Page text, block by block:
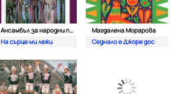
Ансамбъл за народни песни Разлог
На сърце ми лежи
Магдалена Морарова
Седнало е Джоре дос